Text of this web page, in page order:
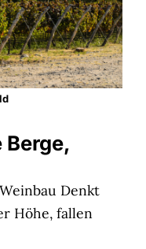
Berge,
Denkt
Höhe, fallen